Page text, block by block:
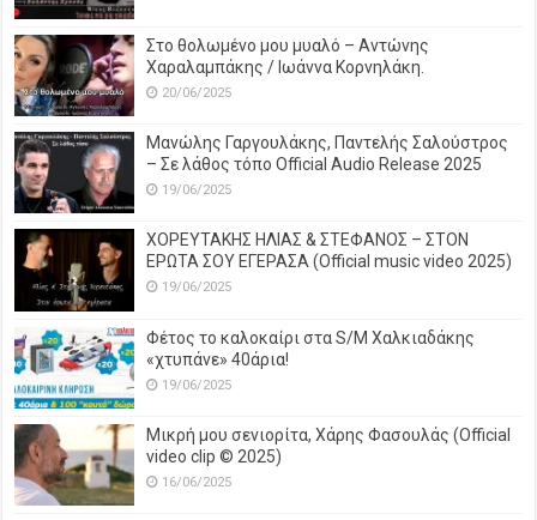
Στο θολωμένο μου μυαλό – Αντώνης
Χαραλαμπάκης / Ιωάννα Κορνηλάκη.
20/06/2025
Μανώλης Γαργουλάκης, Παντελής Σαλούστρος
– Σε λάθος τόπο Official Audio Release 2025
19/06/2025
ΧΟΡΕΥΤΑΚΗΣ ΗΛΙΑΣ & ΣΤΕΦΑΝΟΣ – ΣΤΟΝ
ΕΡΩΤΑ ΣΟΥ ΕΓΕΡΑΣΑ (Official music video 2025)
19/06/2025
Φέτος το καλοκαίρι στα S/M Χαλκιαδάκης
«χτυπάνε» 40άρια!
19/06/2025
Μικρή μου σενιορίτα, Χάρης Φασουλάς (Official
video clip © 2025)
16/06/2025